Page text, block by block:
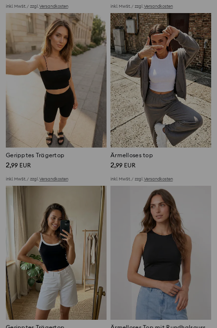
inkl. MwSt. / zzgl.Versandkosten inkl. MwSt. / zzgl.Versandkosten
Geripptes Trägertop
2,99 EUR
inkl. MwSt. / zzgl.Versandkosten
Ärmelloses top
2,99 EUR
inkl. MwSt. / zzgl.Versandkosten